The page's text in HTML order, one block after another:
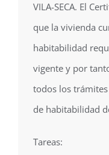
VILA-SECA. El
que la vivienda
habitabilidad
vigente y por
todos los
de habitabilidad
Tareas: